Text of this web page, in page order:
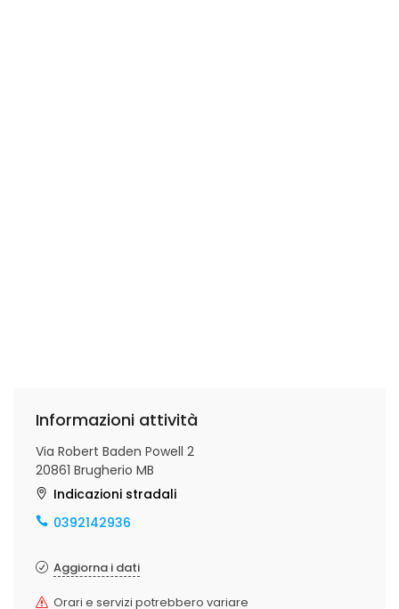
Informazioni attività
Via Robert Baden Powell 2
20861 Brugherio MB
Indicazioni stradali
0392142936
Aggiorna i dati
Orari e servizi potrebbero variare